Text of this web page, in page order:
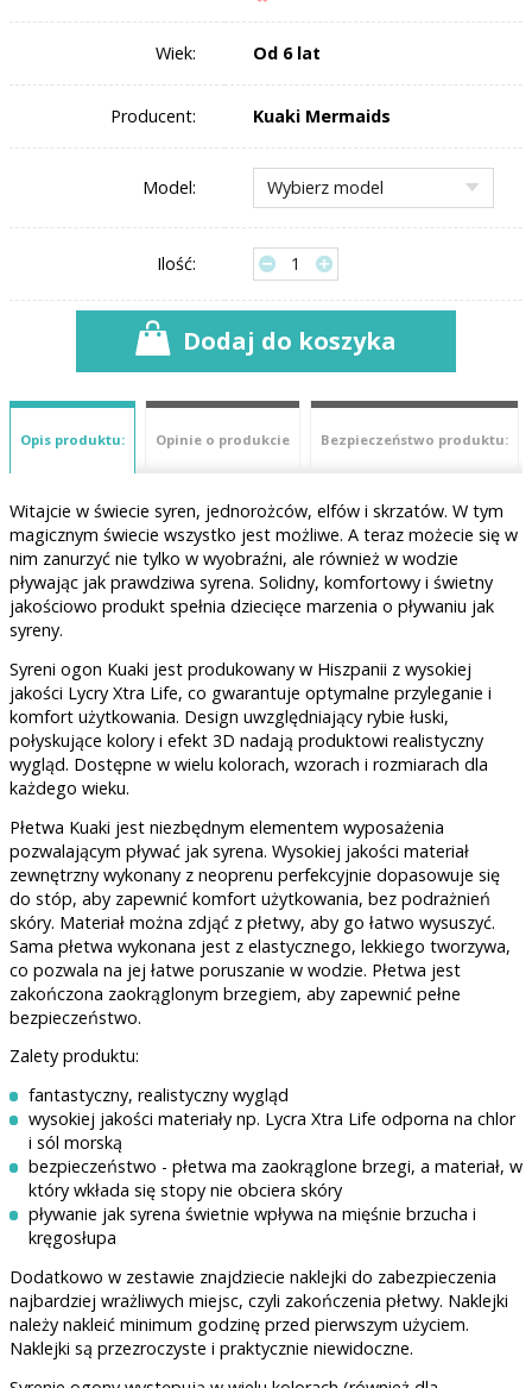
Wiek: Od 6 lat
Producent: Kuaki Mermaids
Model:
Ilość:
Dodaj do koszyka
Opis produktu: Opinie o produkcie Bezpieczeństwo produktu:
Witajcie w świecie syren, jednorożców, elfów i skrzatów. W tym
magicznym świecie wszystko jest możliwe. A teraz możecie się w
nim zanurzyć nie tylko w wyobraźni, ale również w wodzie
pływając jak prawdziwa syrena. Solidny, komfortowy i świetny
jakościowo produkt spełnia dziecięce marzenia o pływaniu jak
syreny.
Syreni ogon Kuaki jest produkowany w Hiszpanii z wysokiej
jakości Lycry Xtra Life, co gwarantuje optymalne przyleganie i
komfort użytkowania. Design uwzględniający rybie łuski,
połyskujące kolory i efekt 3D nadają produktowi realistyczny
wygląd. Dostępne w wielu kolorach, wzorach i rozmiarach dla
każdego wieku.
Płetwa Kuaki jest niezbędnym elementem wyposażenia
pozwalającym pływać jak syrena. Wysokiej jakości materiał
zewnętrzny wykonany z neoprenu perfekcyjnie dopasowuje się
do stóp, aby zapewnić komfort użytkowania, bez podrażnień
skóry. Materiał można zdjąć z płetwy, aby go łatwo wysuszyć.
Sama płetwa wykonana jest z elastycznego, lekkiego tworzywa,
co pozwala na jej łatwe poruszanie w wodzie. Płetwa jest
zakończona zaokrąglonym brzegiem, aby zapewnić pełne
bezpieczeństwo.
Zalety produktu:
fantastyczny, realistyczny wygląd
wysokiej jakości materiały np. Lycra Xtra Life odporna na chlor
i sól morską
bezpieczeństwo - płetwa ma zaokrąglone brzegi, a materiał, w
który wkłada się stopy nie obciera skóry
pływanie jak syrena świetnie wpływa na mięśnie brzucha i
kręgosłupa
Dodatkowo w zestawie znajdziecie naklejki do zabezpieczenia
najbardziej wrażliwych miejsc, czyli zakończenia płetwy. Naklejki
należy nakleić minimum godzinę przed pierwszym użyciem.
Naklejki są przezroczyste i praktycznie niewidoczne.